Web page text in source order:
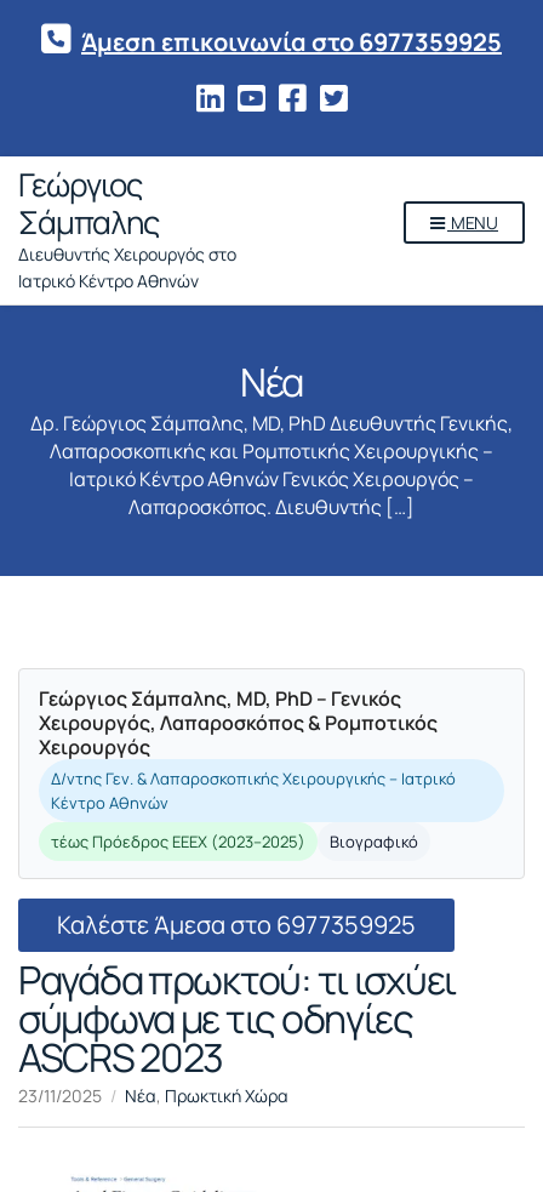
Άμεση επικοινωνία στο 6977359925
Γεώργιος
Σάμπαλης
Διευθυντής Χειρουργός στο
Ιατρικό Κέντρο Αθηνών
MENU
Νέα
Δρ. Γεώργιος Σάμπαλης, MD, PhD Διευθυντής Γενικής,
Λαπαροσκοπικής και Ρομποτικής Χειρουργικής –
Ιατρικό Κέντρο Αθηνών Γενικός Χειρουργός –
Λαπαροσκόπος. Διευθυντής […]
Γεώργιος Σάμπαλης, MD, PhD – Γενικός
Χειρουργός, Λαπαροσκόπος & Ρομποτικός
Χειρουργός
Δ/ντης Γεν. & Λαπαροσκοπικής Χειρουργικής – Ιατρικό
Κέντρο Αθηνών
τέως Πρόεδρος ΕΕΕΧ (2023–2025)
Βιογραφικό
Καλέστε Άμεσα στο 6977359925
Ραγάδα πρωκτού: τι ισχύει
σύμφωνα με τις οδηγίες
ASCRS 2023
23/11/2025 Νέα, Πρωκτική Χώρα